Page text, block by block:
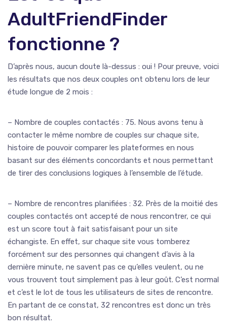
AdultFriendFinder
fonctionne ?
D’après nous, aucun doute là-dessus : oui ! Pour preuve, voici
les résultats que nos deux couples ont obtenu lors de leur
étude longue de 2 mois :
– Nombre de couples contactés : 75. Nous avons tenu à
contacter le même nombre de couples sur chaque site,
histoire de pouvoir comparer les plateformes en nous
basant sur des éléments concordants et nous permettant
de tirer des conclusions logiques à l’ensemble de l’étude.
– Nombre de rencontres planifiées : 32. Près de la moitié des
couples contactés ont accepté de nous rencontrer, ce qui
est un score tout à fait satisfaisant pour un site
échangiste. En effet, sur chaque site vous tomberez
forcément sur des personnes qui changent d’avis à la
dernière minute, ne savent pas ce qu’elles veulent, ou ne
vous trouvent tout simplement pas à leur goût. C’est normal
et c’est le lot de tous les utilisateurs de sites de rencontre.
En partant de ce constat, 32 rencontres est donc un très
bon résultat.